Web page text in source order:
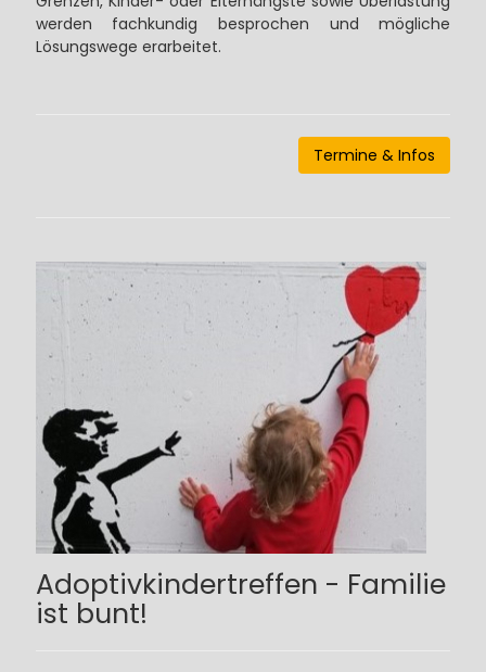
werden fachkundig besprochen und mögliche
Lösungswege erarbeitet.
Termine & Infos
Adoptivkindertreffen - Familie
ist bunt!